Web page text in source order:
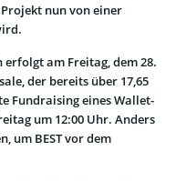
nun von einer
erfolgt am Freitag, dem 28.
der bereits über 17,65
Fundraising eines Wallet-
um 12:00 Uhr. Anders
um BEST vor dem